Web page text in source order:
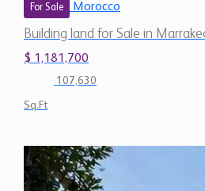
For Sale Morocco
Building land for Sale in
$ 1,181,700
107,630
Sq.Ft